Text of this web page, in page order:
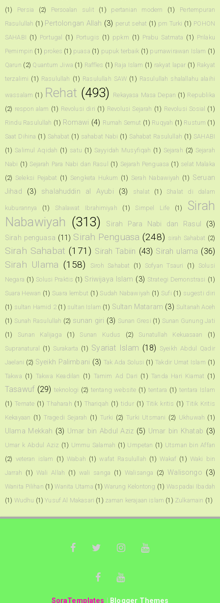
(1)
Persia (2) Persoalan sulit (1) pertanian modern (1)
Pertempuran
Rasulullah (1) Pertolongan Allah (3) perut sehat (1) pm Turki (1) POHON
SAHABI (1) Portugal (1) Portugis (1) ppkm (1) Prabu Satmata (1) Prilaku
Pemimpin (1) prokes (1) puasa (1) pupuk terbaik (1) purnawirawan Islam (1)
Qarun (2) Quantum Jiwa (1) Raffles (1) Raja Islam (1) rakyat lapar (1) Rakyat
terzalimi (1) Rasulullah (1) Rasulullah SAW (1) Rasulullah shalallahu alaihi
wassalam (1) Rehat (493) Rekayasa Masa Depan (1) Republika
(2) respon alam (1) Revolusi diri (1) Revolusi Sejarah (1) Revolusi Sosial (1)
Rindu Rasulullah (1) Romawi (4) Rumah Semut (1) Ruqyah (1) Rustum (1)
Saat Dihina (1) Sahabat (1) sahabat Nabi (1) Sahabat Rasulullah (1) SAHABI
(1) Salimul Aqidah (1) satu (1) Sayyidah Musyfiqah (1) Sejarah (2) Sejarah
Nabi (1) Sejarah Para Nabi dan Rasul (1) Sejarah Penguasa (1) selat Malaka
(2) Seleksi Pejabat (1) Sengketa Hukum (1) Serah Nabawiyah (1) Seruan
Jihad
(3) shalahuddin al Ayubi (3) shalat (1) Shalat di dalam
kuburannya (1) Shalawat Ibrahimiyah (1) Simpel Life (1)
Sirah
Nabawiyah (313) Sirah Para Nabi dan Rasul
(3)
Sirah penguasa (11) Sirah Penguasa (248) sirah Sahabat (2)
Sirah Sahabat (171) Sirah Tabiin (43) Sirah ulama (36)
Sirah Ulama (158) Siroh Sahabat (1) Sofyan Tsauri (1)
Solusi
Negara (1) Solusi Praktis (1) Sriwijaya Islam (3) Strategi Demonstrasi (1)
Suara Hewan (1) Suara lembut (1) Sudah Nabawiyah (1) Sufi (1) sugesti diri
(1) sultan Hamid 2 (1) sultan Islam (1) Sultan Mataram (3) Sultanah Aceh
(1) Sunah Rasulullah (2) sunan giri (3) Sunan Gresi (1) Sunan Gunung Jati
(1)
Sunan Kalijaga (1) Sunan Kudus (2) Sunatullah Kekuasaan
(1)
Supranatural
(1) Surakarta (1) Syariat Islam (18) Syeikh Abdul Qadir
Jaelani (2) Syeikh Palimbani (3) Tak Ada Solusi (1) Takdir Umat Islam (1)
Takwa (1) Takwa Keadilan (1) Tamim Ad Dari (1) Tanda Hari Kiamat (1)
Tasawuf (29) teknologi (2) tentang website (1) tentara (1) tentara Islam
(1) Ternate (1) Thaharah (1) Thariqah (1) tidur (1) Titik kritis (1) Titik Kritis
Kekayaan (1) Tragedi Sejarah (1) Turki (2) Turki Utsmani (2) Ukhuwah (1)
Ulama Mekkah (3) Umar bin Abdul Aziz (5) Umar bin Khatab (3)
Umar k Abdul Aziz (1) Ummu Salamah (1) Umpetan (1) Utsman bin Affan
(2) veteran islam (1) Wabah (1) wafat Rasulullah (1) Wakaf (1) Waki bin
Jarrah (1) Wali Allah (1) wali sanga (1) Walisanga (2) Walisongo (3)
Wanita Pilihan (1) Wanita Utama (1) Warung Kelontong (1) Waspadai Ibadah
(1) Wudhu (1) Yusuf Al Makasari (1) zaman kerajaan islam (1) Zulkarnain (1)
SoraTemplates Blogger Themes